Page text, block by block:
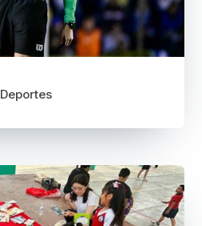
Deportes